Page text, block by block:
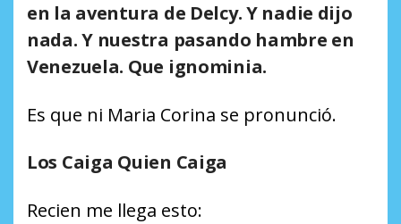
en la aventura de Delcy. Y nadie dijo
nada. Y nuestra pasando hambre en
Venezuela. Que ignominia.
Es que ni Maria Corina se pronunció.
Los Caiga Quien Caiga
Recien me llega esto: